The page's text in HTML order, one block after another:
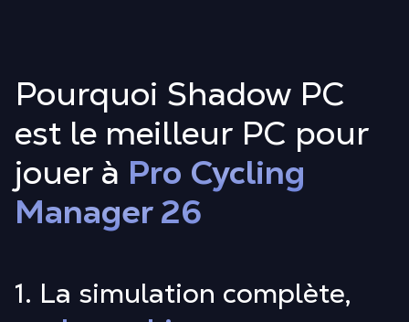
Pourquoi Shadow PC
est le meilleur PC pour
jouer à Pro Cycling
Manager 26
1. La simulation complète,